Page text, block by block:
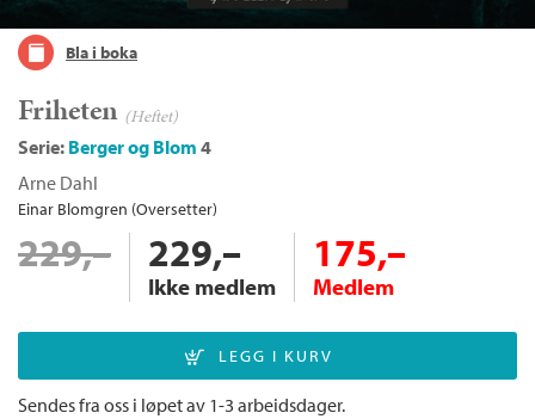
Bla i boka
Friheten (Heftet)
Serie: Berger og Blom 4
Arne Dahl
Einar Blomgren (Oversetter)
229,– 229,–
Ikke medlem
175,–
Medlem
Sendes fra oss i løpet av 1-3 arbeidsdager.